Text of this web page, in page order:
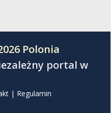
Polonia
portal w
| Regulamin